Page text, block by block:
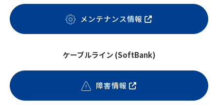
メンテナンス情報
ケーブルライン (SoftBank)
障害情報